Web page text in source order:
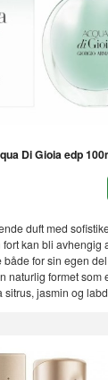
Di Gioia edp
duft med
kan bli avhengig
for sin egen
naturlig formet som
sitrus, jasmin og